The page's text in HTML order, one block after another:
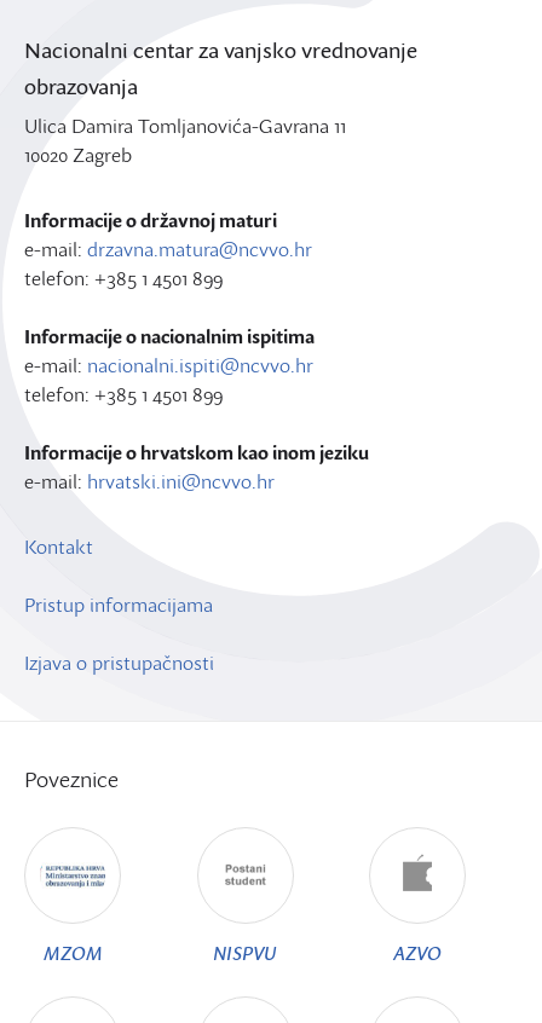
Nacionalni centar za vanjsko vrednovanje
obrazovanja
Ulica Damira Tomljanovića-Gavrana 11
10020 Zagreb
Informacije o državnoj maturi
e-mail: drzavna.matura@ncvvo.hr
telefon: +385 1 4501 899
Informacije o nacionalnim ispitima
e-mail: nacionalni.ispiti@ncvvo.hr
telefon: +385 1 4501 899
Informacije o hrvatskom kao inom jeziku
e-mail: hrvatski.ini@ncvvo.hr
Kontakt
Pristup informacijama
Izjava o pristupačnosti
Poveznice
MZOM NISPVU AZVO